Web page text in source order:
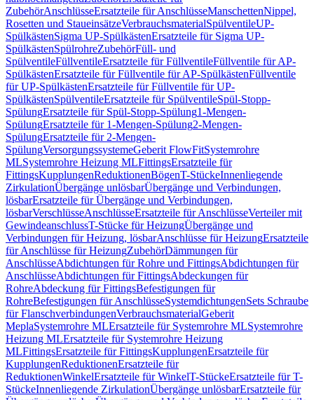
ZubehörAnschlüsseErsatzteile für AnschlüsseManschettenNippel,
Rosetten und StaueinsätzeVerbrauchsmaterialSpülventileUP-
SpülkästenSigma UP-SpülkästenErsatzteile für Sigma UP-
SpülkästenSpülrohreZubehörFüll- und
SpülventileFüllventileErsatzteile für FüllventileFüllventile für AP-
SpülkästenErsatzteile für Füllventile für AP-SpülkästenFüllventile
für UP-SpülkästenErsatzteile für Füllventile für UP-
SpülkästenSpülventileErsatzteile für SpülventileSpül-Stopp-
SpülungErsatzteile für Spül-Stopp-Spülung1-Mengen-
SpülungErsatzteile für 1-Mengen-Spülung2-Mengen-
SpülungErsatzteile für 2-Mengen-
SpülungVersorgungssystemeGeberit FlowFitSystemrohre
MLSystemrohre Heizung MLFittingsErsatzteile für
FittingsKupplungenReduktionenBögenT-StückeInnenliegende
ZirkulationÜbergänge unlösbarÜbergänge und Verbindungen,
lösbarErsatzteile für Übergänge und Verbindungen,
lösbarVerschlüsseAnschlüsseErsatzteile für AnschlüsseVerteiler mit
GewindeanschlussT-Stücke für HeizungÜbergänge und
Verbindungen für Heizung, lösbarAnschlüsse für HeizungErsatzteile
für Anschlüsse für HeizungZubehörDämmungen für
AnschlüsseAbdichtungen für Rohre und FittingsAbdichtungen für
AnschlüsseAbdichtungen für FittingsAbdeckungen für
RohreAbdeckung für FittingsBefestigungen für
RohreBefestigungen für AnschlüsseSystemdichtungenSets Schraube
für FlanschverbindungenVerbrauchsmaterialGeberit
MeplaSystemrohre MLErsatzteile für Systemrohre MLSystemrohre
Heizung MLErsatzteile für Systemrohre Heizung
MLFittingsErsatzteile für FittingsKupplungenErsatzteile für
KupplungenReduktionenErsatzteile für
ReduktionenWinkelErsatzteile für WinkelT-StückeErsatzteile für T-
StückeInnenliegende ZirkulationÜbergänge unlösbarErsatzteile für